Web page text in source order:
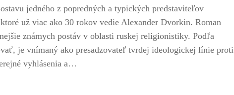
jedného z popredných a typických predstaviteľov
už viac ako 30 rokov vedie Alexander Dvorkin. Roman
známych postáv v oblasti ruskej religionistiky. Podľa
je vnímaný ako presadzovateľ tvrdej ideologickej línie proti
vyhlásenia a…